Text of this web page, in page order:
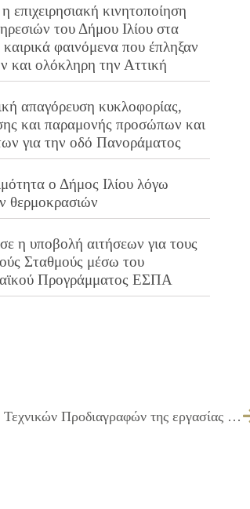
επιχειρησιακή κινητοποίηση
του Δήμου Ιλίου στα
φαινόμενα που έπληξαν
και ολόκληρη την Αττική
απαγόρευση κυκλοφορίας,
και παραμονής προσώπων και
για την οδό Πανοράματος
ο Δήμος Ιλίου λόγω
θερμοκρασιών
η υποβολή αιτήσεων για τους
Σταθμούς μέσω του
Προγράμματος ΕΣΠΑ
170/2014 – Έγκριση πίστωσης και Τεχνικών Προδιαγραφών της εργασίας «Ετήσια συντήρηση του UPS, του υποσταθμού και του ηλεκτροπαραγωγού ζεύγους του Δημοτικού Καταστήματος»